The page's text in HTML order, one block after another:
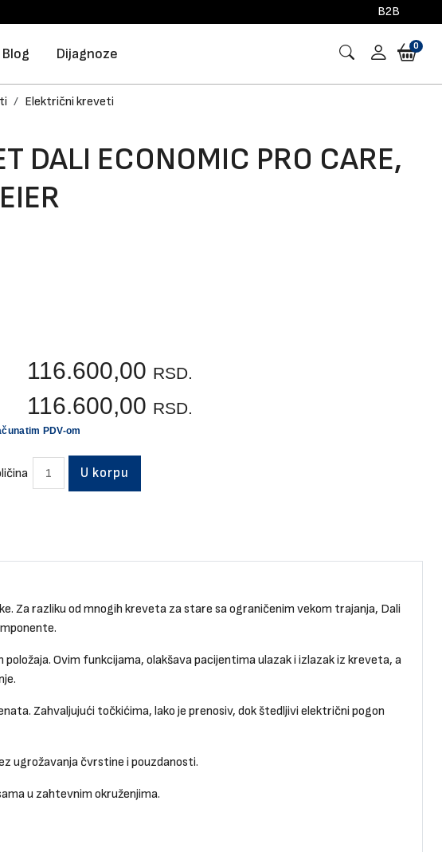
B2B
Blog Dijagnoze 0
Električni kreveti
DALI ECONOMIC PRO CARE,
116.600,00 RSD.
116.600,00 RSD.
PDV-om
U korpu
Za razliku od mnogih kreveta za stare sa ograničenim vekom trajanja, Dali
Ovim funkcijama, olakšava pacijentima ulazak i izlazak iz kreveta, a
Zahvaljujući točkićima, lako je prenosiv, dok štedljivi električni pogon
ugrožavanja čvrstine i pouzdanosti.
u zahtevnim okruženjima.